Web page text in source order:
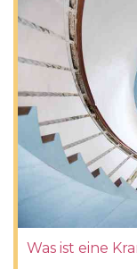
Was ist eine